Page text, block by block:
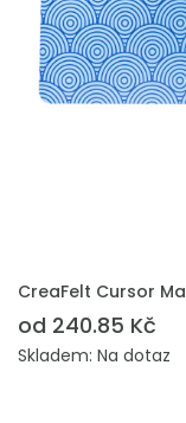
PŘIDAT DO POPTÁVKY
CreaFelt Cursor
od 240.85 Kč
Skladem: Na dotaz